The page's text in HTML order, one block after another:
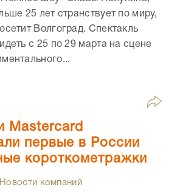
25 лет странствует по миру,
Волгоград. Спектакль
с 25 по 29 марта на сцене
Mastercard
первые в России
короткометражки
Новости компаний